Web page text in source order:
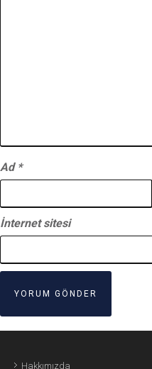
Ad *
İnternet sitesi
Hakkımızda